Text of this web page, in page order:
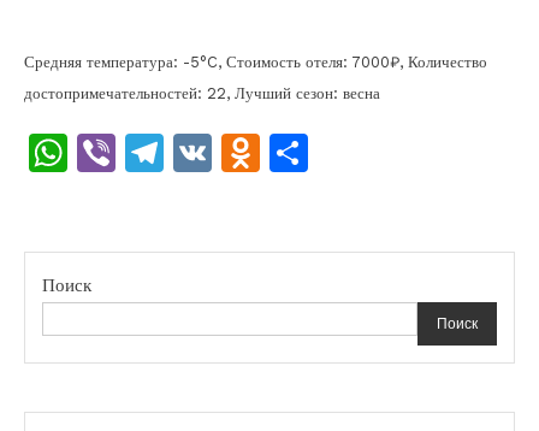
Средняя температура: -5°C, Стоимость отеля: 7000₽, Количество
достопримечательностей: 22, Лучший сезон: весна
WhatsApp
ViberTelegram
VK Odnoklassniki
Поиск
Поиск